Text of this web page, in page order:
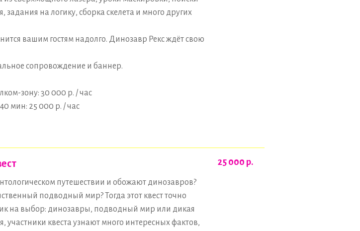
на логику, сборка скелета и много других
вашим гостям надолго. Динозавр Рекс ждёт свою
сопровождение и баннер.
зону: 30 000 р. / час
мин: 25 000 р. / час
путешествии и обожают динозавров?
подводный мир? Тогда этот квест точно
на выбор: динозавры, подводный мир или дикая
квеста узнают много интересных фактов,
25 000 р.